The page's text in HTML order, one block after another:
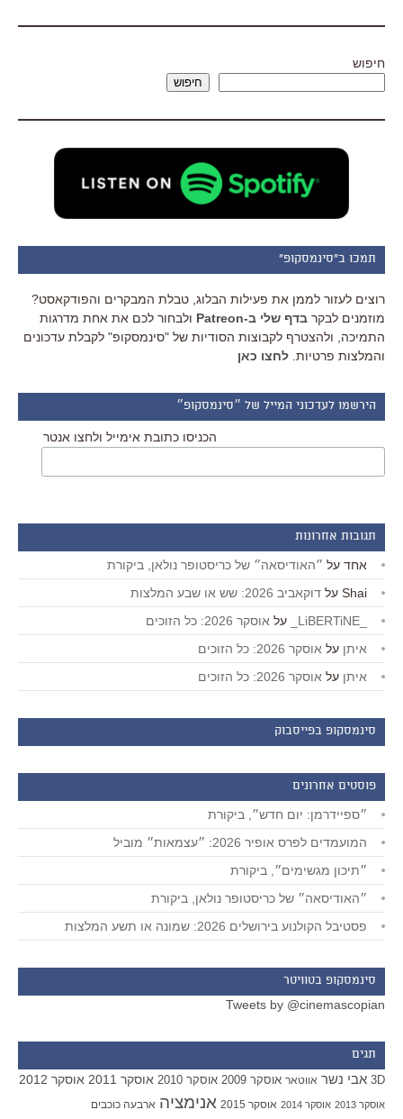
חיפוש
חיפוש
תמכו ב"סינמסקופ"
רוצים לעזור לממן את פעילות הבלוג, טבלת המבקרים והפודקאסט?
מוזמנים לבקר בדף שלי ב-Patreon
ולבחור לכם את אחת מדרגות
התמיכה, ולהצטרף לקבוצות הסודיות של "סינמסקופ" לקבלת עדכונים
והמלצות פרטיות. לחצו כאן
הירשמו לעדכוני המייל של ״סינמסקופ״
הכניסו כתובת אימייל ולחצו אנטר
תגובות אחרונות
אחד על ״האודיסאה״ של כריסטופר נולאן, ביקורת
Shai על דוקאביב 2026: שש או שבע המלצות
על אוסקר 2026: כל הזוכים
איתן על אוסקר 2026: כל הזוכים
איתן על אוסקר 2026: כל הזוכים
סינמסקופ בפייסבוק
פוסטים אחרונים
״ספיידרמן: יום חדש״, ביקורת
המועמדים לפרס אופיר 2026: ״עצמאות״ מוביל
״תיכון מגשימים״, ביקורת
״האודיסאה״ של כריסטופר נולאן, ביקורת
פסטיבל הקולנוע בירושלים 2026: שמונה או תשע המלצות
סינמסקופ בטוויטר
Tweets by @cinemascopian
תגים
3D אבי נשר אווטאר אוסקר 2009 אוסקר 2010 אוסקר 2011 אוסקר 2012
אוסקר 2013 אוסקר 2014 אוסקר 2015 אנימציה ארבעה כוכבים